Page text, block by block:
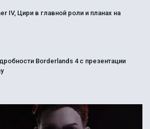
IV, Цири в главной роли и планах на
Borderlands 4 с презентации